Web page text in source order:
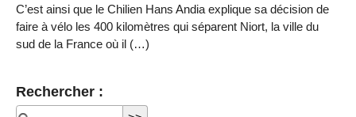
C’est ainsi que le Chilien Hans Andia explique sa décision de
faire à vélo les 400 kilomètres qui séparent Niort, la ville du
sud de la France où il (…)
Rechercher :